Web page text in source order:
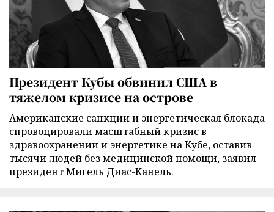
Президент Кубы обвинил США в
тяжелом кризисе на острове
Американские санкции и энергетическая блокада
спровоцировали масштабный кризис в
здравоохранении и энергетике на Кубе, оставив
тысячи людей без медицинской помощи, заявил
президент Мигель Диас-Канель.